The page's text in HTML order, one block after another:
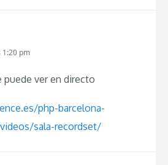
1:20 pm
puede ver en directo
php-barcelona-
sala-recordset/